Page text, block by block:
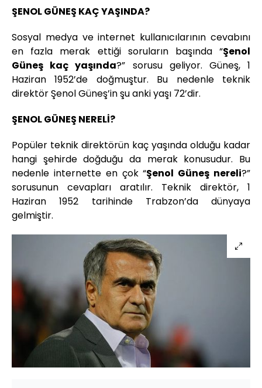
ŞENOL GÜNEŞ KAÇ YAŞINDA?
Sosyal medya ve internet kullanıcılarının cevabını
en fazla merak ettiği soruların başında “Şenol
Güneş kaç yaşında?” sorusu geliyor. Güneş, 1
Haziran 1952’de doğmuştur. Bu nedenle teknik
direktör Şenol Güneş’in şu anki yaşı 72’dir.
ŞENOL GÜNEŞ NERELİ?
Popüler teknik direktörün kaç yaşında olduğu kadar
hangi şehirde doğduğu da merak konusudur. Bu
nedenle internette en çok “Şenol Güneş nereli?”
sorusunun cevapları aratılır. Teknik direktör, 1
Haziran 1952 tarihinde Trabzon’da dünyaya
gelmiştir.